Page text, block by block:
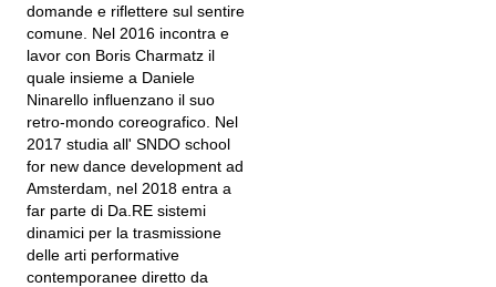
domande e riflettere sul sentire
comune. Nel 2016 incontra e
lavor con Boris Charmatz il
quale insieme a Daniele
Ninarello influenzano il suo
retro-mondo coreografico. Nel
2017 studia all' SNDO school
for new dance development ad
Amsterdam, nel 2018 entra a
far parte di Da.RE sistemi
dinamici per la trasmissione
delle arti performative
contemporanee diretto da